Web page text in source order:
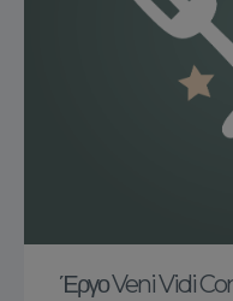
Έργο Veni Vidi